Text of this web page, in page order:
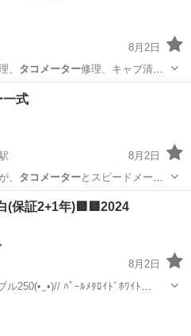
ります...
8月2日
、 タコメーター修理、キャブ清
一式
8月2日
、 タコメーターとスピードメータ
その他 メーター
(保証2+1年)🟥🟥2024
8月2日
ル250(⁠•⁠‿⁠•⁠)// ﾊﾟｰﾙﾒﾀﾛｲﾄﾞﾎﾜｲﾄ